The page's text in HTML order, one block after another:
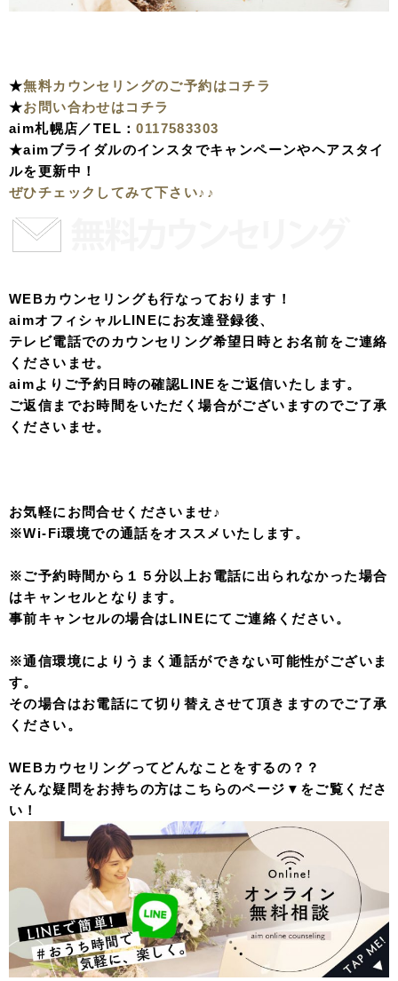
★無料カウンセリングのご予約はコチラ
★お問い合わせはコチラ
aim札幌店／TEL：0117583303
★aimブライダルのインスタでキャンペーンやヘアスタイ
ルを更新中！
ぜひチェックしてみて下さい♪♪
WEBカウンセリングも行なっております！
aimオフィシャルLINEにお友達登録後、
テレビ電話でのカウンセリング希望日時とお名前をご連絡
くださいませ。
aimよりご予約日時の確認LINEをご返信いたします。
ご返信までお時間をいただく場合がございますのでご了承
くださいませ。
お気軽にお問合せくださいませ♪
※Wi-Fi環境での通話をオススメいたします。
※ご予約時間から１５分以上お電話に出られなかった場合
はキャンセルとなります。
事前キャンセルの場合はLINEにてご連絡ください。
※通信環境によりうまく通話ができない可能性がございま
す。
その場合はお電話にて切り替えさせて頂きますのでご了承
ください。
WEBカウセリングってどんなことをするの？？
そんな疑問をお持ちの方はこちらのページ▼をご覧くださ
い！